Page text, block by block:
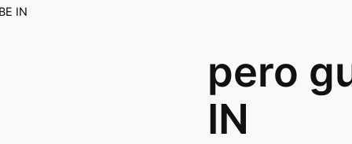
IN
pero
IN